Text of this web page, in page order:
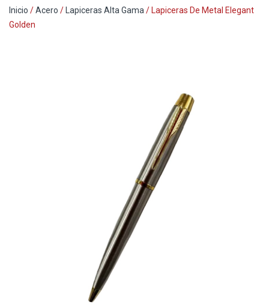
Inicio /Acero /Lapiceras Alta Gama / Lapiceras De Metal Elegant
Golden